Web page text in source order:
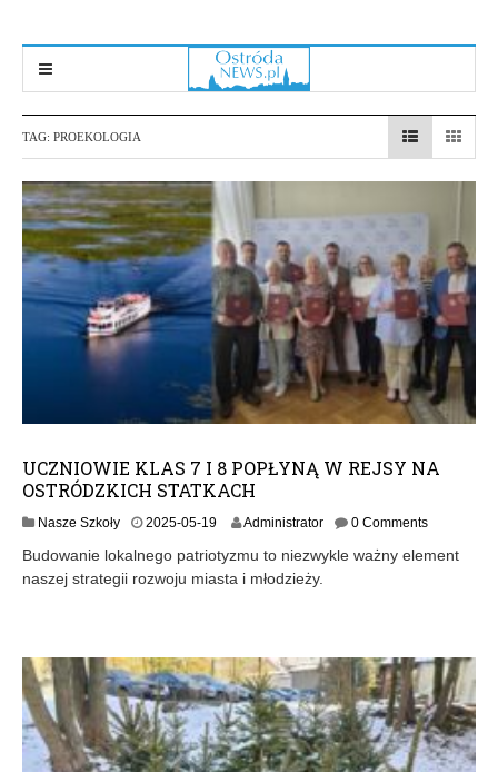
TAG: PROEKOLOGIA
UCZNIOWIE KLAS 7 I 8 POPŁYNĄ W REJSY NA
OSTRÓDZKICH STATKACH
Nasze Szkoły 2025-05-192
2
5
-
1
9
Administrator 0 Comments
Budowanie lokalnego patriotyzmu to niezwykle ważny element
naszej strategii rozwoju miasta i młodzieży.